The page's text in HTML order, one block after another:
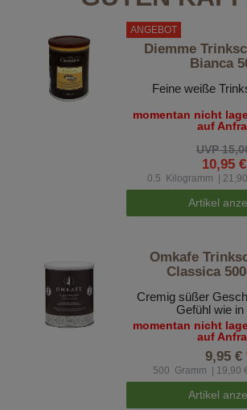
ANGEBOT
Diemme
Bianca
Feine weiße
momentan nicht
auf
UVP
10,95
0.5 Kilogramm |
Artikel
Omkafe
Classica
Cremig süßer
Gefühl wie in
momentan nicht
auf
9,95 €
500 Gramm | 19,90
Artikel